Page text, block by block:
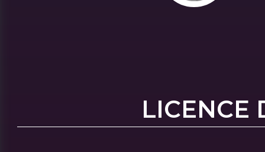
LICENCE